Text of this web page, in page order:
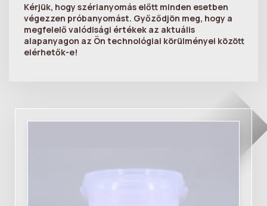
Kérjük, hogy szérianyomás előtt minden esetben
végezzen próbanyomást. Győződjön meg, hogy a
megfelelő valódisági értékek az aktuális
alapanyagon az Ön technológiai körülményei között
elérhetők-e!